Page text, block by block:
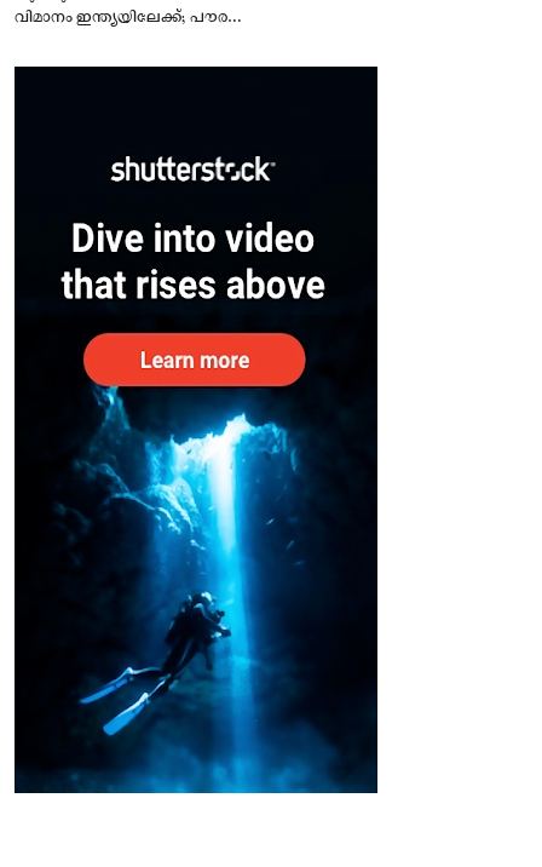
വിമാനം ഇന്ത്യയിലേക്ക്; പൗരന്മാർ
– കേന്ദ്രം